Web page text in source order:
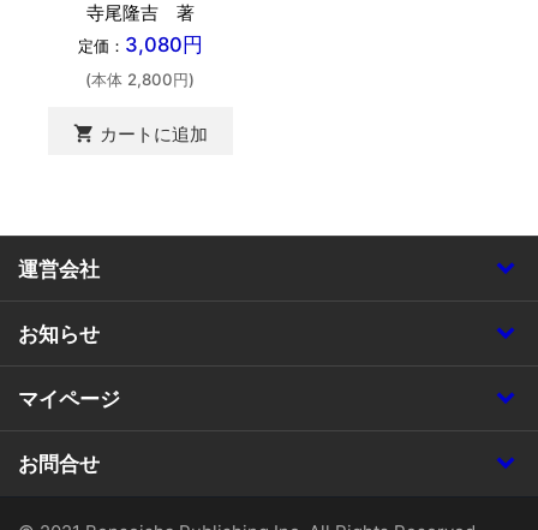
寺尾隆吉 著
定価： 3,080円
(本体 2,800円)
shopping_cart カートに追加
運営会社
お知らせ
マイページ
お問合せ